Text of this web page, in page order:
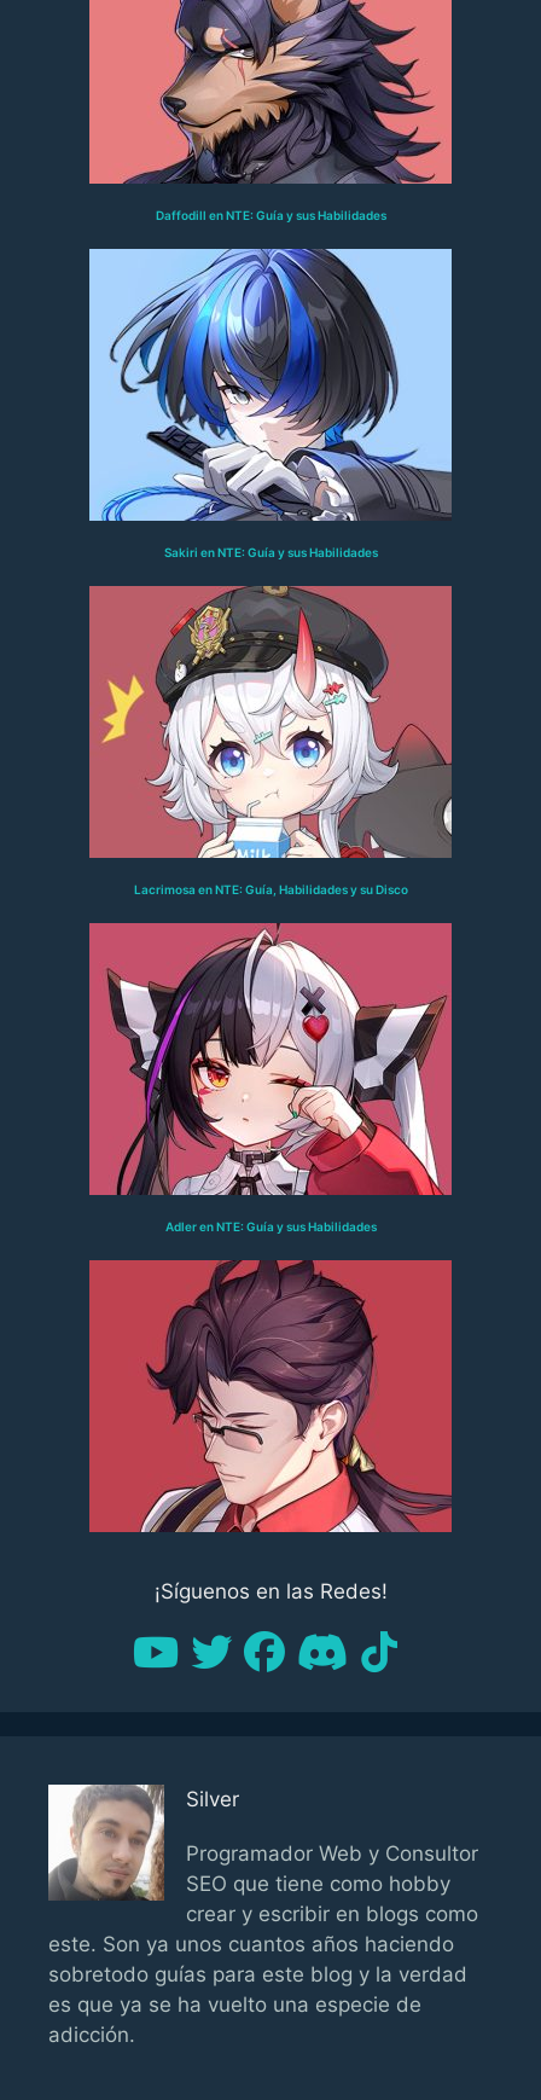
Daffodill en NTE: Guía y sus Habilidades
Sakiri en NTE: Guía y sus Habilidades
Lacrimosa en NTE: Guía, Habilidades y su Disco
Adler en NTE: Guía y sus Habilidades
¡Síguenos en las Redes!
Silver
Programador Web y Consultor
SEO que tiene como hobby
crear y escribir en blogs como
este. Son ya unos cuantos años haciendo
sobretodo guías para este blog y la verdad
es que ya se ha vuelto una especie de
adicción.